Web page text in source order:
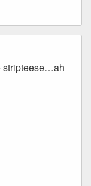
stripteese…ah